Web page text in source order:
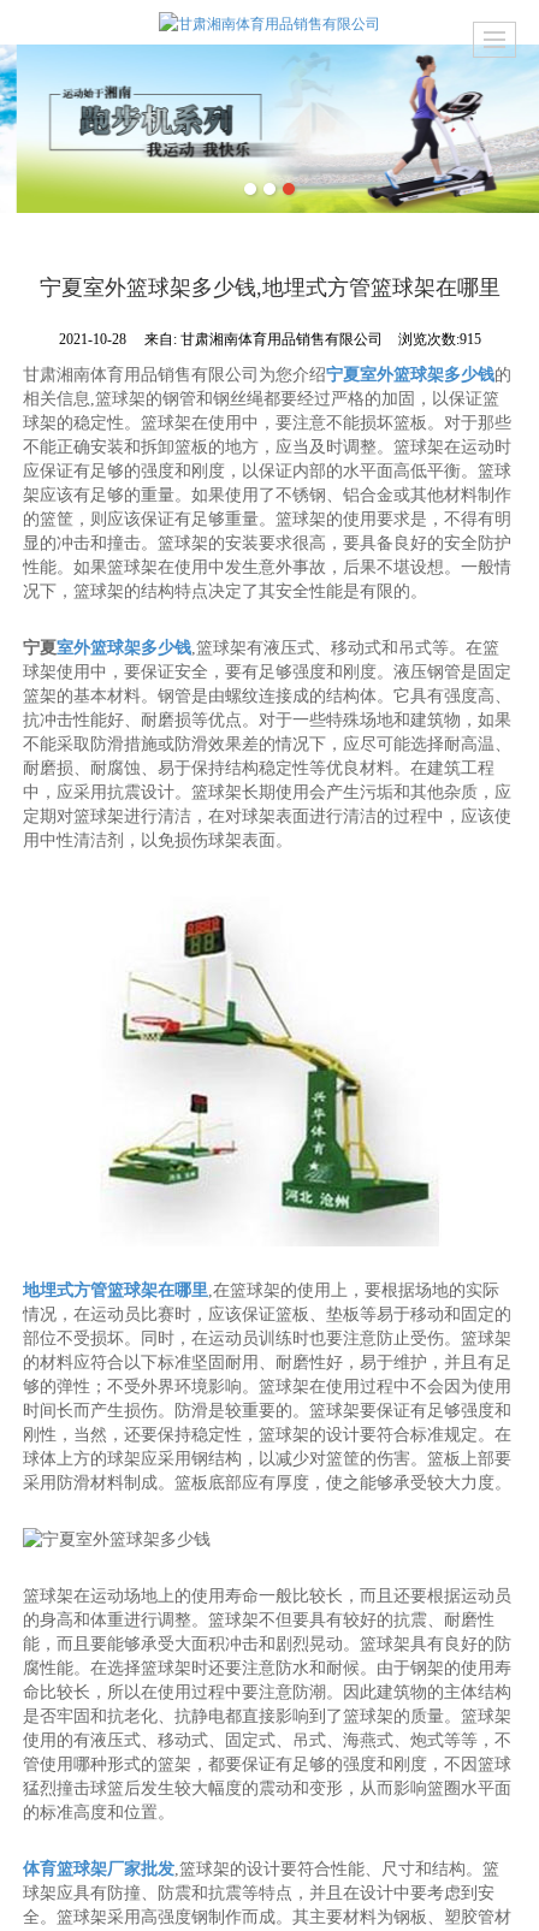
宁夏室外篮球架多少钱,地埋式方管篮球架在哪里
2021-10-28 来自: 甘肃湘南体育用品销售有限公司 浏览次数:915
甘肃湘南体育用品销售有限公司为您介绍宁夏室外篮球架多少钱的
相关信息,篮球架的钢管和钢丝绳都要经过严格的加固，以保证篮
球架的稳定性。篮球架在使用中，要注意不能损坏篮板。对于那些
不能正确安装和拆卸篮板的地方，应当及时调整。篮球架在运动时
应保证有足够的强度和刚度，以保证内部的水平面高低平衡。篮球
架应该有足够的重量。如果使用了不锈钢、铝合金或其他材料制作
的篮筐，则应该保证有足够重量。篮球架的使用要求是，不得有明
显的冲击和撞击。篮球架的安装要求很高，要具备良好的安全防护
性能。如果篮球架在使用中发生意外事故，后果不堪设想。一般情
况下，篮球架的结构特点决定了其安全性能是有限的。
宁夏室外篮球架多少钱,篮球架有液压式、移动式和吊式等。在篮
球架使用中，要保证安全，要有足够强度和刚度。液压钢管是固定
篮架的基本材料。钢管是由螺纹连接成的结构体。它具有强度高、
抗冲击性能好、耐磨损等优点。对于一些特殊场地和建筑物，如果
不能采取防滑措施或防滑效果差的情况下，应尽可能选择耐高温、
耐磨损、耐腐蚀、易于保持结构稳定性等优良材料。在建筑工程
中，应采用抗震设计。篮球架长期使用会产生污垢和其他杂质，应
定期对篮球架进行清洁，在对球架表面进行清洁的过程中，应该使
用中性清洁剂，以免损伤球架表面。
地埋式方管篮球架在哪里,在篮球架的使用上，要根据场地的实际
情况，在运动员比赛时，应该保证篮板、垫板等易于移动和固定的
部位不受损坏。同时，在运动员训练时也要注意防止受伤。篮球架
的材料应符合以下标准坚固耐用、耐磨性好，易于维护，并且有足
够的弹性；不受外界环境影响。篮球架在使用过程中不会因为使用
时间长而产生损伤。防滑是较重要的。篮球架要保证有足够强度和
刚性，当然，还要保持稳定性，篮球架的设计要符合标准规定。在
球体上方的球架应采用钢结构，以减少对篮筐的伤害。篮板上部要
采用防滑材料制成。篮板底部应有厚度，使之能够承受较大力度。
篮球架在运动场地上的使用寿命一般比较长，而且还要根据运动员
的身高和体重进行调整。篮球架不但要具有较好的抗震、耐磨性
能，而且要能够承受大面积冲击和剧烈晃动。篮球架具有良好的防
腐性能。在选择篮球架时还要注意防水和耐候。由于钢架的使用寿
命比较长，所以在使用过程中要注意防潮。因此建筑物的主体结构
是否牢固和抗老化、抗静电都直接影响到了篮球架的质量。篮球架
使用的有液压式、移动式、固定式、吊式、海燕式、炮式等等，不
管使用哪种形式的篮架，都要保证有足够的强度和刚度，不因篮球
猛烈撞击球篮后发生较大幅度的震动和变形，从而影响篮圈水平面
的标准高度和位置。
体育篮球架厂家批发,篮球架的设计要符合性能、尺寸和结构。篮
球架应具有防撞、防震和抗震等特点，并且在设计中要考虑到安
全。篮球架采用高强度钢制作而成。其主要材料为钢板、塑胶管材